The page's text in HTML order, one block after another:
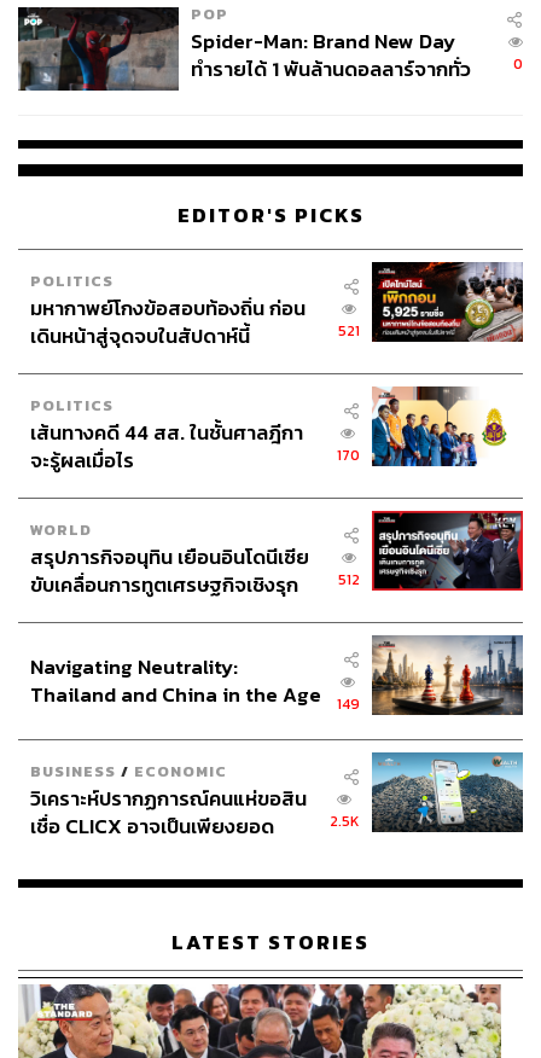
POP
Spider-Man: Brand New Day
ทำรายได้ 1 พันล้านดอลลาร์จากทั่ว
0
EDITOR'S PICKS
POLITICS
มหากาพย์โกงข้อสอบท้องถิ่น ก่อน
เดินหน้าสู่จุดจบในสัปดาห์นี้
521
POLITICS
เส้นทางคดี 44 สส. ในชั้นศาลฎีกา
จะรู้ผลเมื่อไร
170
WORLD
สรุปภารกิจอนุทิน เยือนอินโดนีเซีย
ขับเคลื่อนการทูตเศรษฐกิจเชิงรุก
512
Navigating Neutrality:
Thailand and China in the Age
149
BUSINESS / ECONOMIC
วิเคราะห์ปรากฏการณ์คนแห่ขอสิน
เชื่อ CLICX อาจเป็นเพียงยอด
เรือนไทยที่ถูกซุกไว้
2.5K
LATEST STORIES